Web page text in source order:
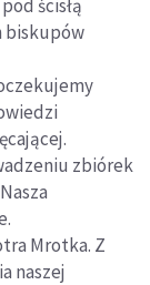
ścisłą
biskupów
zbiórek
Mrotka. Z
naszej